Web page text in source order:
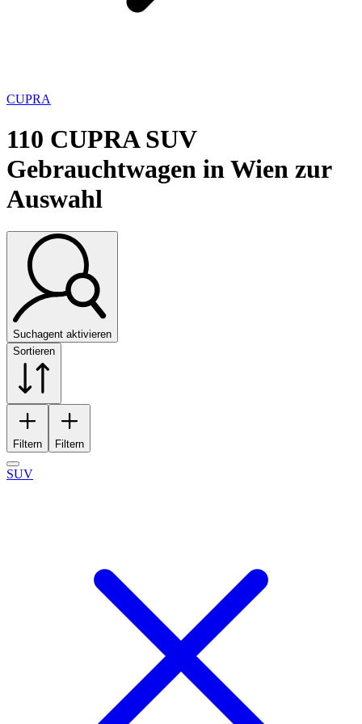
CUPRA
110 CUPRA SUV
Gebrauchtwagen in Wien zur
Auswahl
Suchagent aktivieren
Sortieren
Filtern Filtern
SUV